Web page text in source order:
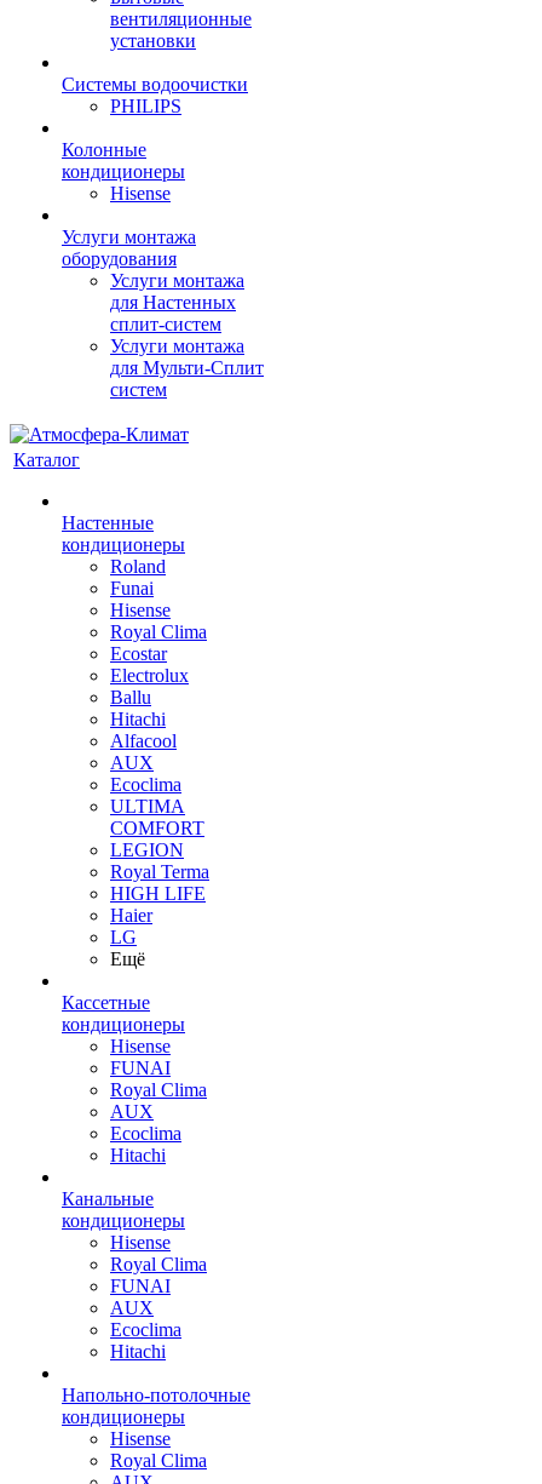
вентиляционные
установки
Системы водоочистки
PHILIPS
Колонные
кондиционеры
Hisense
Услуги монтажа
оборудования
Услуги монтажа
для Настенных
сплит-систем
Услуги монтажа
для Мульти-Сплит
систем
Каталог
Настенные
кондиционеры
Roland
Funai
Hisense
Royal Clima
Ecostar
Electrolux
Ballu
Hitachi
Alfacool
AUX
Ecoclima
ULTIMA
COMFORT
LEGION
Royal Terma
HIGH LIFE
Haier
LG
Ещё
Кассетные
кондиционеры
Hisense
FUNAI
Royal Clima
AUX
Ecoclima
Hitachi
Канальные
кондиционеры
Hisense
Royal Clima
FUNAI
AUX
Ecoclima
Hitachi
Напольно-потолочные
кондиционеры
Hisense
Royal Clima